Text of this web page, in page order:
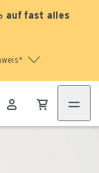
auf fast alles